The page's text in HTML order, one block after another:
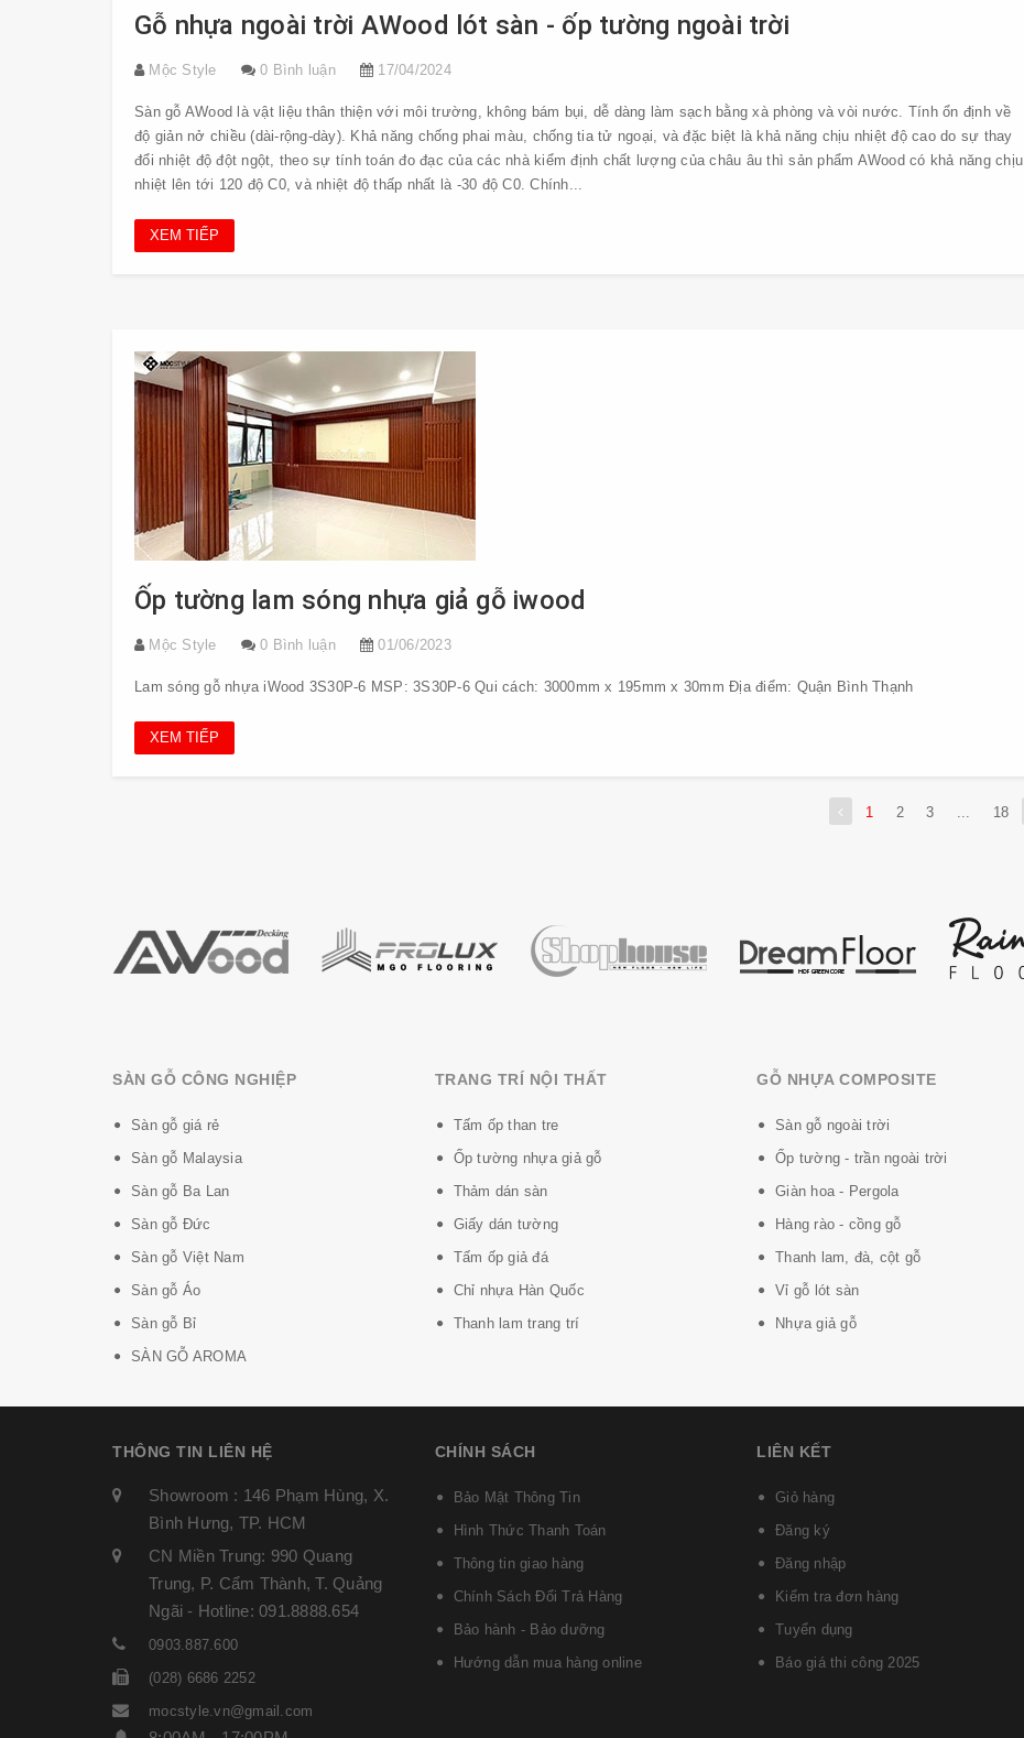
Gỗ nhựa ngoài trời AWood lót sàn - ốp tường ngoài trời
Mộc Style 0 Bình luận 17/04/2024
Sàn gỗ AWood là vật liệu thân thiện với môi trường, không bám bụi, dễ dàng làm sạch bằng xà phòng và vòi nước. Tính ổn định về
độ giản nở chiều (dài-rộng-dày). Khả năng chống phai màu, chống tia tử ngoại, và đặc biệt là khả năng chịu nhiệt độ cao do sự thay
đổi nhiệt độ đột ngột, theo sự tính toán đo đạc của các nhà kiểm định chất lượng của châu âu thì sản phẩm AWood có khả năng chịu
nhiệt lên tới 120 độ C0, và nhiệt độ thấp nhất là -30 độ C0. Chính...
XEM TIẾP
Ốp tường lam sóng nhựa giả gỗ iwood
Mộc Style 0 Bình luận 01/06/2023
Lam sóng gỗ nhựa iWood 3S30P-6 MSP: 3S30P-6 Qui cách: 3000mm x 195mm x 30mm Địa điểm: Quận Bình Thạnh
XEM TIẾP
1 2 3 ... 18
SÀN GỖ CÔNG NGHIỆP
Sàn gỗ giá rẻ
Sàn gỗ Malaysia
Sàn gỗ Ba Lan
Sàn gỗ Đức
Sàn gỗ Việt Nam
Sàn gỗ Áo
Sàn gỗ Bỉ
SÀN GỖ AROMA
TRANG TRÍ NỘI THẤT
Tấm ốp than tre
Ốp tường nhựa giả gỗ
Thảm dán sàn
Giấy dán tường
Tấm ốp giả đá
Chỉ nhựa Hàn Quốc
Thanh lam trang trí
GỖ NHỰA COMPOSITE
Sàn gỗ ngoài trời
Ốp tường - trần ngoài trời
Giàn hoa - Pergola
Hàng rào - cồng gỗ
Thanh lam, đà, cột gỗ
Vỉ gỗ lót sàn
Nhựa giả gỗ
THÔNG TIN LIÊN HỆ
Showroom : 146 Phạm Hùng, X.
Bình Hưng, TP. HCM
CN Miền Trung: 990 Quang
Trung, P. Cẩm Thành, T. Quảng
Ngãi - Hotline: 091.8888.654
0903.887.600
(028) 6686 2252
mocstyle.vn@gmail.com
CHÍNH SÁCH
Bảo Mật Thông Tin
Hình Thức Thanh Toán
Thông tin giao hàng
Chính Sách Đổi Trả Hàng
Bảo hành - Bảo dưỡng
Hướng dẫn mua hàng online
LIÊN KẾT
Giỏ hàng
Đăng ký
Đăng nhập
Kiểm tra đơn hàng
Tuyển dụng
Báo giá thi công 2025